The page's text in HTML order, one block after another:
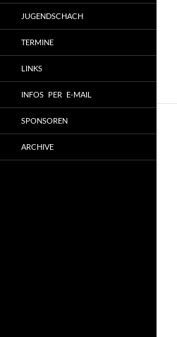
JUGENDSCHACH
TERMINE
LINKS
INFOS PER E-MAIL
SPONSOREN
ARCHIVE